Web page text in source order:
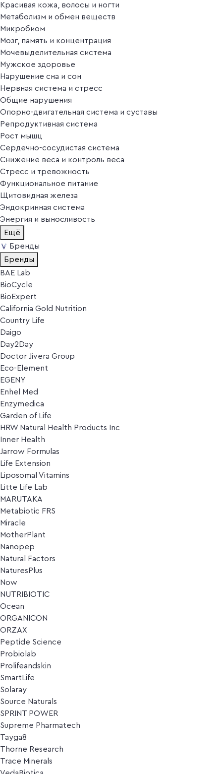
Красивая кожа, волосы и ногти
Метаболизм и обмен веществ
Микробиом
Мозг, память и концентрация
Мочевыделительная система
Мужское здоровье
Нарушение сна и сон
Нервная система и стресс
Общие нарушения
Опорно-двигательная система и суставы
Репродуктивная система
Рост мышц
Сердечно-сосудистая система
Снижение веса и контроль веса
Стресс и тревожность
Функциональное питание
Щитовидная железа
Эндокринная система
Энергия и выносливость
Ещё
Бренды
Бренды
BAE Lab
BioCycle
BioExpert
California Gold Nutrition
Country Life
Daigo
Day2Day
Doctor Jivera Group
Eco-Element
EGENY
Enhel Med
Enzymedica
Garden of Life
HRW Natural Health Products Inc
Inner Health
Jarrow Formulas
Life Extension
Liposomal Vitamins
Litte Life Lab
MARUTAKA
Metabiotic FRS
Miracle
MotherPlant
Nanopep
Natural Factors
NaturesPlus
Now
NUTRIBIOTIC
Ocean
ORGANICON
ORZAX
Peptide Science
Probiolab
Prolifeandskin
SmartLife
Solaray
Source Naturals
SPRINT POWER
Supreme Pharmatech
Tayga8
Thorne Research
Trace Minerals